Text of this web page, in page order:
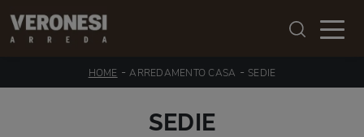
HOME -ARREDAMENTO CASA - SEDIE
SEDIE